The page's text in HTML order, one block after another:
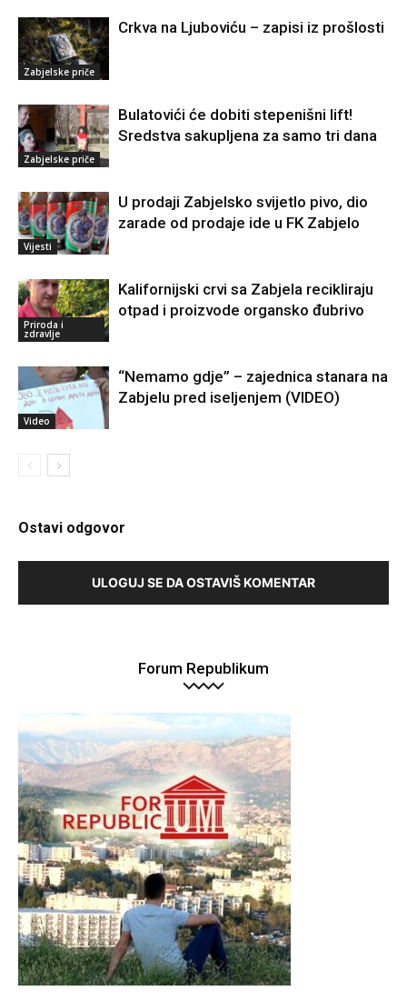
Zabjelske priče
Crkva na Ljuboviću – zapisi iz prošlosti
Zabjelske priče
Bulatovići će dobiti stepenišni lift!
Sredstva sakupljena za samo tri dana
Vijesti
U prodaji Zabjelsko svijetlo pivo, dio
zarade od prodaje ide u FK Zabjelo
Priroda i
zdravlje
Kalifornijski crvi sa Zabjela recikliraju
otpad i proizvode organsko đubrivo
Video
“Nemamo gdje” – zajednica stanara na
Zabjelu pred iseljenjem (VIDEO)
Ostavi odgovor
ULOGUJ SE DA OSTAVIŠ KOMENTAR
Forum Republikum